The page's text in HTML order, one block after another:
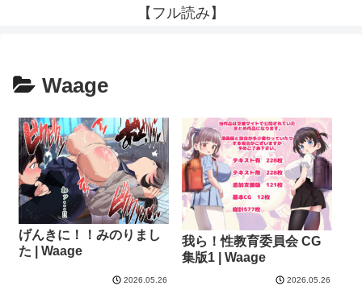
【フル読み】
Waage
げんきに！！みのりまし
た | Waage
2026.05.26
我ら！性教育委員会 CG
集版1 | Waage
2026.05.26